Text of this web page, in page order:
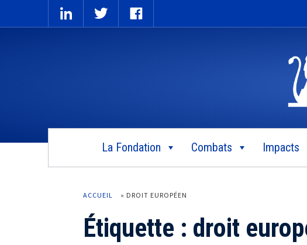
La Fondation Combats Impacts
ACCUEIL » DROIT EUROPÉEN
Étiquette : droit